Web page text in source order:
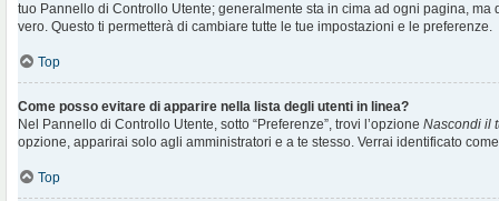
tuo Pannello di Controllo Utente; generalmente sta in cima ad ogni pagina, ma
vero. Questo ti permetterà di cambiare tutte le tue impostazioni e le preferenze.
Top
Come posso evitare di apparire nella lista degli utenti in linea?
Nel Pannello di Controllo Utente, sotto “Preferenze”, trovi l’opzione Nascondi il
opzione, apparirai solo agli amministratori e a te stesso. Verrai identificato
Top